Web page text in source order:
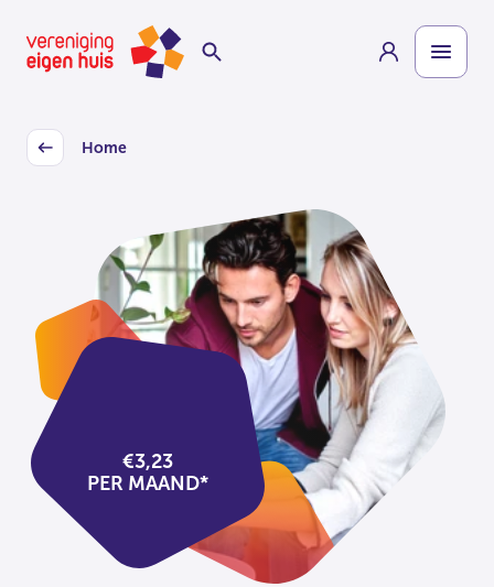
naar
hoofdinhoud
Homepage
Back
Home
€3,23
PER MAAND*